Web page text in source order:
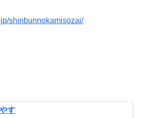
shinbunnokamisozai/
す